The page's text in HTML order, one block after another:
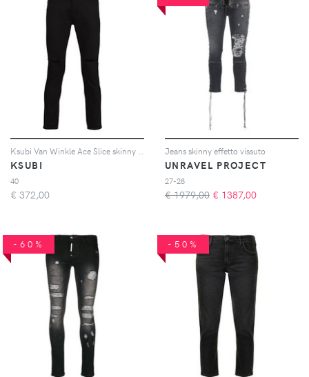
KSUBI
40
€ 372,00
Jeans skinny effetto vissuto
UNRAVEL PROJECT
27-28
€ 1979,00 € 1387,00
-60% -50%